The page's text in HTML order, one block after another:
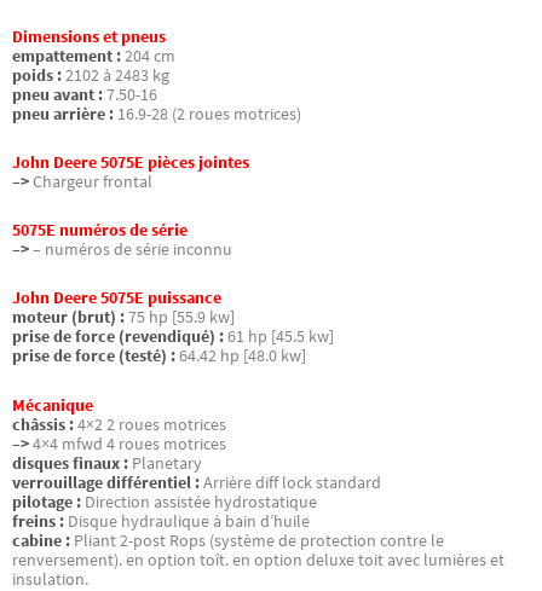
Dimensions et pneus
empattement :204 cm
poids :2102 à 2483 kg
pneu avant :7.50-16
pneu arrière : 16.9-28 (2 roues motrices)
John Deere 5075E pièces jointes
–>Chargeur frontal
5075E numéros de série
–>– numéros de série inconnu
John Deere 5075E puissance
moteur (brut) :75 hp [55.9 kw]
prise de force (revendiqué) :61 hp [45.5 kw]
prise de force (testé) :64.42 hp [48.0 kw]
Mécanique
châssis :4×2 2 roues motrices
–>4×4 mfwd 4 roues motrices
disques finaux : Planetary
verrouillage différentiel :Arrière diff lock standard
pilotage : Direction assistée hydrostatique
freins : Disque hydraulique à bain d’huile
cabine : Pliant 2-post Rops (système de protection contre le
renversement). en option toît. en option deluxe toit avec lumières et
insulation.